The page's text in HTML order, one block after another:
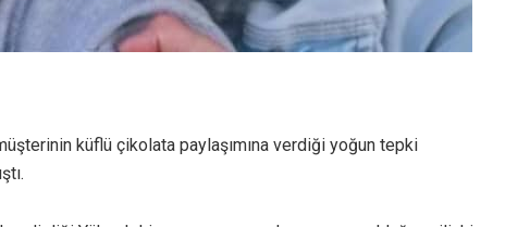
küflü çikolata paylaşımına verdiği yoğun tepki